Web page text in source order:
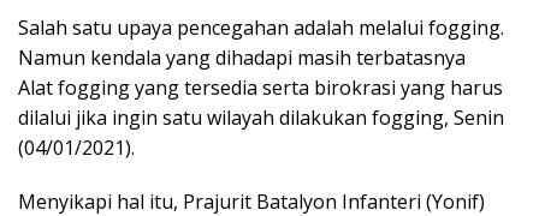
Salah satu upaya pencegahan adalah melalui fogging.
Namun kendala yang dihadapi masih terbatasnya
Alat fogging yang tersedia serta birokrasi yang harus
dilalui jika ingin satu wilayah dilakukan fogging, Senin
(04/01/2021).
Menyikapi hal itu, Prajurit Batalyon Infanteri (Yonif)